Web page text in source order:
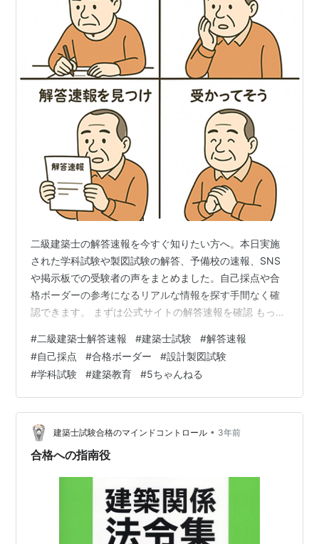
二級建築士の解答速報を今すぐ知りたい方へ。本日実施
された学科試験や製図試験の解答、予備校の速報、SNS
や掲示板での受験者の声をまとめました。自己採点や合
格ボーダーの参考になるリアルな情報を探す手間なく確
認できます。 まずは公式サイトの解答速報を確認 もっと
発表する解答情報です。毎年、学科試験後には「正答番
号一覧（PDF）」、製図試験後には「標準解答例」が数
日以内に公開されます。合格発表前に自己採点をしたい
方は、まずこちらを確認しましょう。
https://www.jaeic.or.jp/shiken/n2-kentiku.html 公開タイ
ミン…
#二級建築士解答速報 #建築士試験 #解答速報
#自己採点 #合格ボーダー #設計製図試験
#学科試験 #建築教育 #5ちゃんねる
建築士試験合格のマインドコントロール • 3年前
合格への指南役